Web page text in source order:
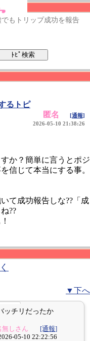
でもトリップ成功を報告
るトピ
匿名
[通報]
2026-05-10 21:38:26
か？簡単に言うとポジ
信じて本当にする事。
て成功報告しな??「成
??
▼下へ
ッチリだったか
無しさん
[通報]
05-10 22:22:56